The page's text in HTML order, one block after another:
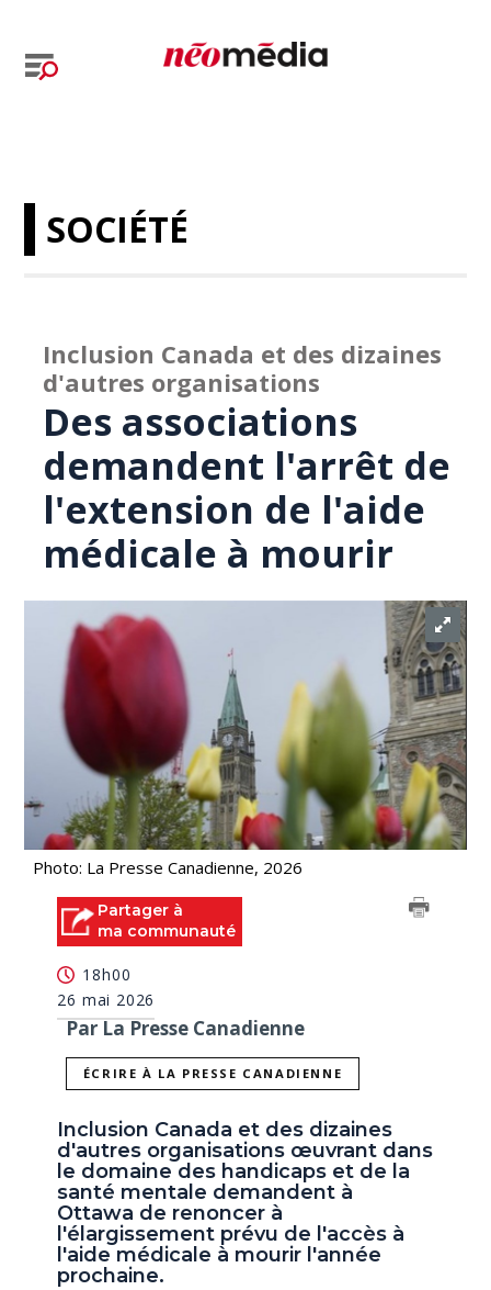
SOCIÉTÉ
Inclusion Canada et des dizaines
d'autres organisations
Des associations
demandent l'arrêt de
l'extension de l'aide
médicale à mourir
Photo: La Presse Canadienne, 2026
Partager à
ma communauté
18h00
26 mai 2026
Par La Presse Canadienne
ÉCRIRE À LA PRESSE CANADIENNE
Inclusion Canada et des dizaines
d'autres organisations œuvrant dans
le domaine des handicaps et de la
santé mentale demandent à
Ottawa de renoncer à
l'élargissement prévu de l'accès à
l'aide médicale à mourir l'année
prochaine.